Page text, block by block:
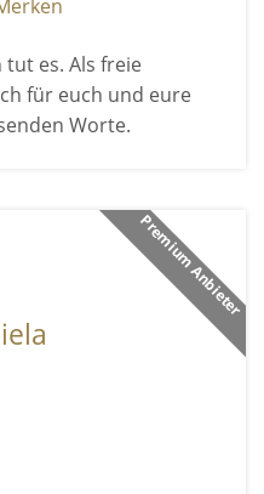
tut es. Als freie
für euch und eure
Worte.
Premium Anbieter